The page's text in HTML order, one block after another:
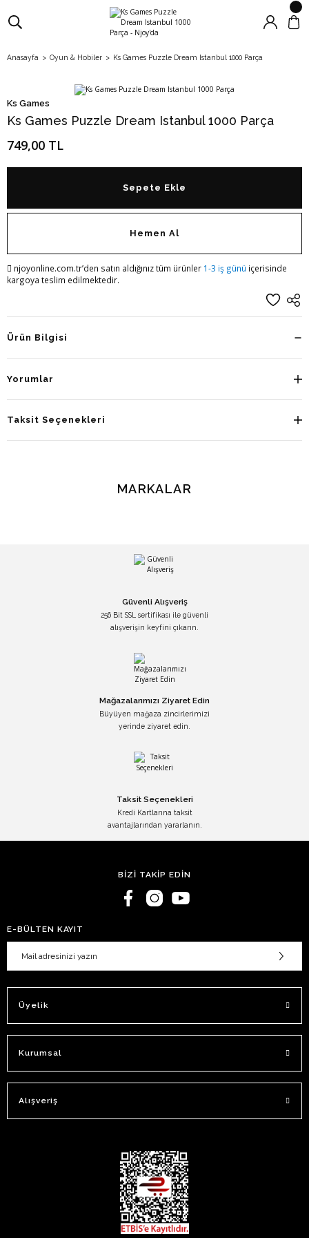
Anasayfa Oyun & Hobiler Ks Games Puzzle Dream Istanbul 1000 Parça
Ks Games
Ks Games Puzzle Dream Istanbul 1000 Parça
749,00 TL
Sepete Ekle
Hemen Al
njoyonline.com.tr’den satın aldığınız tüm ürünler 1-3 iş günü içerisinde
kargoya teslim edilmektedir.
Ürün Bilgisi
Yorumlar
Taksit Seçenekleri
MARKALAR
Güvenli Alışveriş
256 Bit SSL sertifikası ile güvenli
alışverişin keyfini çıkarın.
Mağazalarımızı Ziyaret Edin
Büyüyen mağaza zincirlerimizi
yerinde ziyaret edin.
Taksit Seçenekleri
Kredi Kartlarına taksit
avantajlarından yararlanın.
BİZİ TAKİP EDİN
E-BÜLTEN KAYIT
Üyelik
Kurumsal
Alışveriş